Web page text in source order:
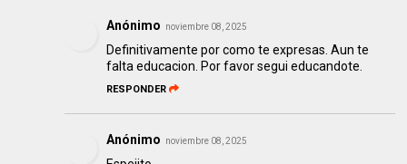
Anónimo noviembre 08, 2025
Definitivamente por como te expresas. Aun te
falta educacion. Por favor segui educandote.
RESPONDER
Anónimo noviembre 08, 2025